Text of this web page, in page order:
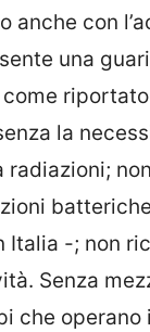
anche con
una
la
batteriche
Italia -; non
Senza
che operano